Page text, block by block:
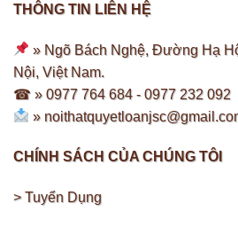
THÔNG TIN LIÊN HỆ
» Ngõ Bách Nghệ, Đường Hạ
Nội, Việt Nam.
☎ » 0977 764 684 -0977 232 092
»
CHÍNH SÁCH CỦA CHÚNG TÔI
> Tuyển Dụng